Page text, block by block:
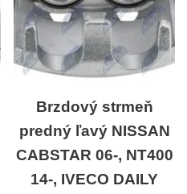
Brzdový strmeň
predný ľavý NISSAN
CABSTAR 06-, NT400
14-, IVECO DAILY